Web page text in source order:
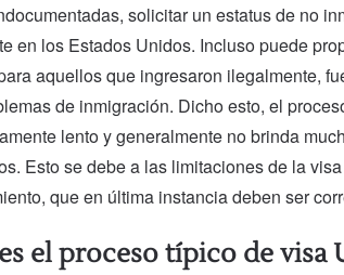
solicitar un estatus de no
en los Estados Unidos. Incluso puede
aquellos que ingresaron ilegalmente,
de inmigración. Dicho esto, el
lento y generalmente no brinda
Esto se debe a las limitaciones de la
que en última instancia deben ser
el proceso típico de visa